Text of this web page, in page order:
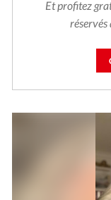
Et profitez
réservés